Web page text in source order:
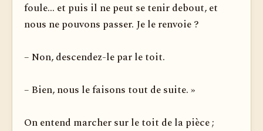
foule... et puis il ne peut se tenir debout, et
nous ne pouvons passer. Je le renvoie ?
– Non, descendez-le par le toit.
– Bien, nous le faisons tout de suite. »
On entend marcher sur le toit de la pièce ;